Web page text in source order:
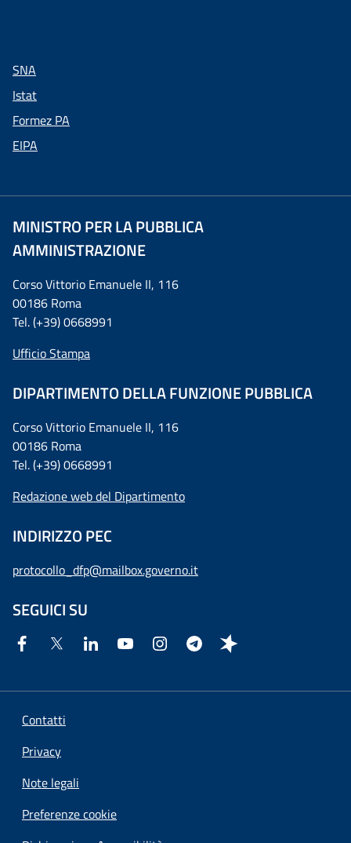
SNA
Istat
Formez PA
EIPA
MINISTRO PER LA PUBBLICA
AMMINISTRAZIONE
Corso Vittorio Emanuele II, 116
00186 Roma
Tel. (+39) 0668991
Ufficio Stampa
DIPARTIMENTO DELLA FUNZIONE PUBBLICA
Corso Vittorio Emanuele II, 116
00186 Roma
Tel. (+39) 0668991
Redazione web del Dipartimento
INDIRIZZO PEC
protocollo_dfp@mailbox.governo.it
SEGUICI SU
Contatti
Privacy
Note legali
Preferenze cookie